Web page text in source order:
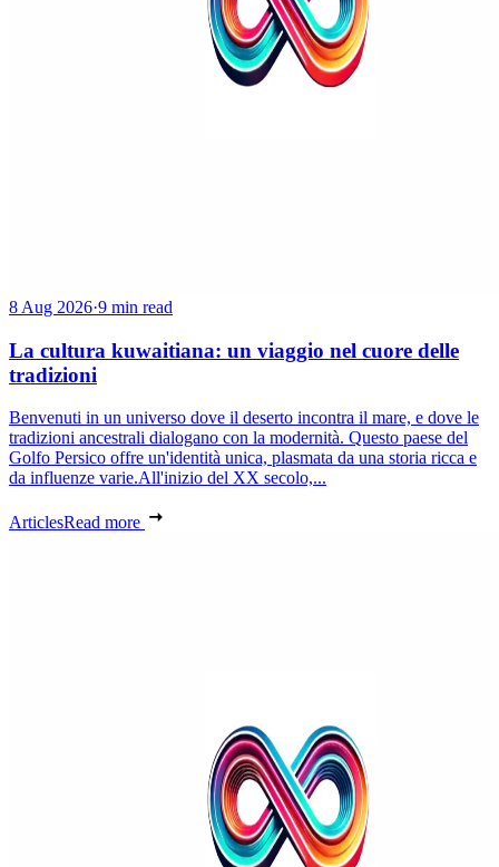
8 Aug 2026·9 min read
La cultura kuwaitiana: un viaggio nel cuore delle
tradizioni
Benvenuti in un universo dove il deserto incontra il mare, e dove le
tradizioni ancestrali dialogano con la modernità. Questo paese del
Golfo Persico offre un'identità unica, plasmata da una storia ricca e
da influenze varie.All'inizio del XX secolo,...
ArticlesRead more